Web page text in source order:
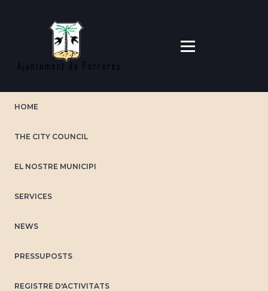
HOME
THE CITY COUNCIL
EL NOSTRE MUNICIPI
SERVICES
NEWS
PRESSUPOSTS
REGISTRE D'ACTIVITATS